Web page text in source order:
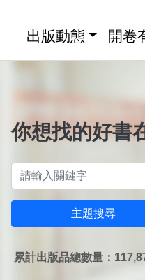
出版動態 開卷
你想找的好書
主題搜尋
累計出版品總數量：